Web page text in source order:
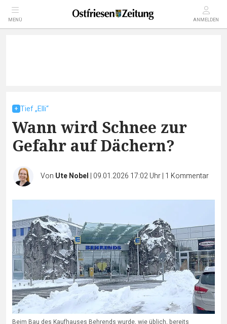
MENÜ ANMELDEN
Tief „Elli“
Wann wird Schnee zur
Gefahr auf Dächern?
Von Ute Nobel | 09.01.2026 17:02 Uhr| 1 Kommentar
Beim Bau des Kaufhauses Behrends wurde, wie üblich, bereits